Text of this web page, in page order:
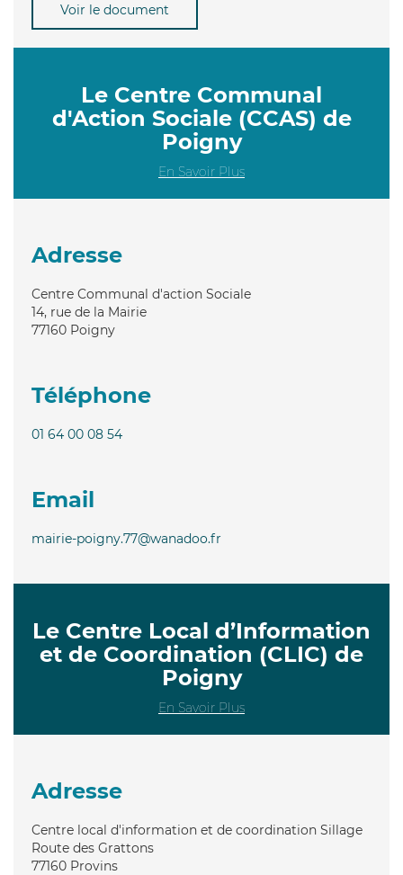
Voir le document
Le Centre Communal
d'Action Sociale (CCAS) de
Poigny
En Savoir Plus
Adresse
Centre Communal d'action Sociale
14, rue de la Mairie
77160 Poigny
Téléphone
01 64 00 08 54
Email
mairie-poigny.77@wanadoo.fr
Le Centre Local d’Information
et de Coordination (CLIC) de
Poigny
En Savoir Plus
Adresse
Centre local d'information et de coordination Sillage
Route des Grattons
77160 Provins